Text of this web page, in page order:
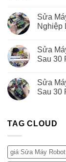
Sửa
Nghiệp
Sửa
Sau 30
Sửa
Sau 30
TAG CLOUD
giá Sửa Máy